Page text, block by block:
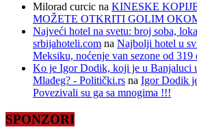
Milorad curcic na KINESKE
MOŽETE OTKRITI GOLIM
Najveći hotel na svetu: broj soba,
srbijahoteli.com na Najbolji hotel u
Meksiku, noćenje van sezone od 319
Ko je Igor Dodik, koji je u Banjaluci
Mlađeg? - Politički.rs na Igor Dodik
Povezivali su ga sa mnogima !!!
SPONZORI